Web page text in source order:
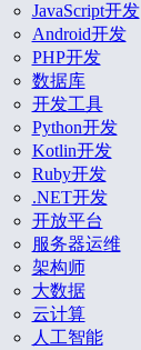
JavaScript开发
Android开发
PHP开发
数据库
开发工具
Python开发
Kotlin开发
Ruby开发
.NET开发
开放平台
服务器运维
架构师
大数据
云计算
人工智能